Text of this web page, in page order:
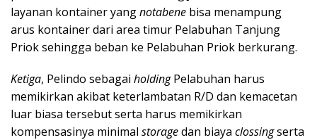
layanan kontainer yangnotabene bisa menampung
arus kontainer dari area timur Pelabuhan Tanjung
Priok sehingga beban ke Pelabuhan Priok berkurang.
Ketiga, Pelindo sebagai holdingPelabuhan harus
memikirkan akibat keterlambatan R/D dan kemacetan
luar biasa tersebut serta harus memikirkan
kompensasinya minimal storagedan biaya clossingserta